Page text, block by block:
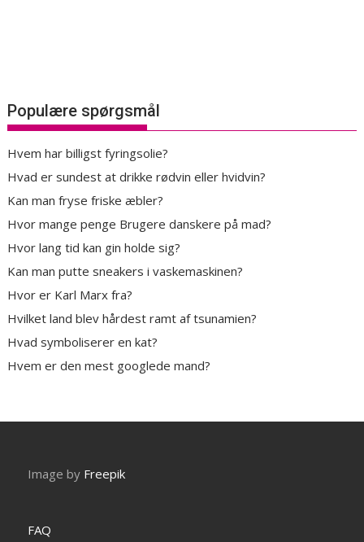
Populære spørgsmål
Hvem har billigst fyringsolie?
Hvad er sundest at drikke rødvin eller hvidvin?
Kan man fryse friske æbler?
Hvor mange penge Brugere danskere på mad?
Hvor lang tid kan gin holde sig?
Kan man putte sneakers i vaskemaskinen?
Hvor er Karl Marx fra?
Hvilket land blev hårdest ramt af tsunamien?
Hvad symboliserer en kat?
Hvem er den mest googlede mand?
Image by Freepik
FAQ